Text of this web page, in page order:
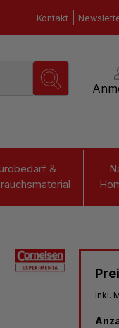
Kontakt
&
inkl.